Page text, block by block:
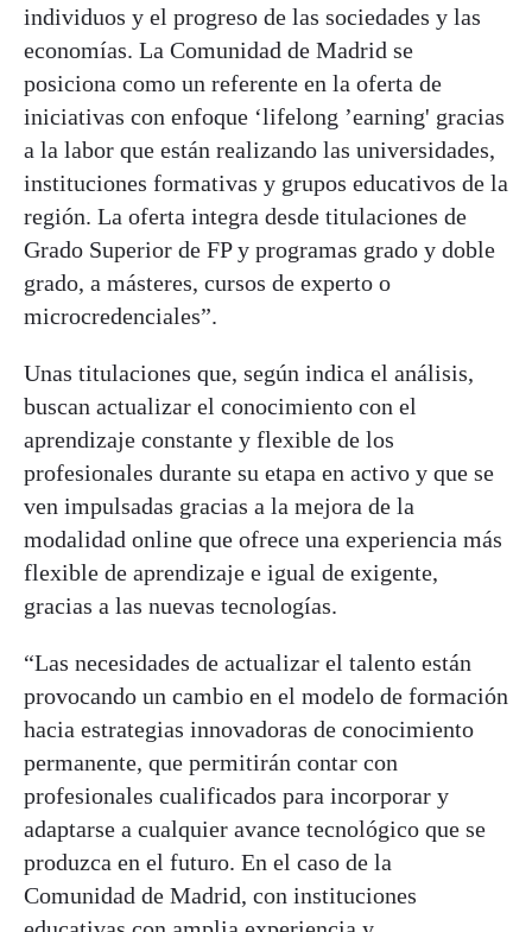
individuos y el progreso de las sociedades y las
economías. La Comunidad de Madrid se
posiciona como un referente en la oferta de
iniciativas con enfoque ‘lifelong ’earning' gracias
a la labor que están realizando las universidades,
instituciones formativas y grupos educativos de la
región. La oferta integra desde titulaciones de
Grado Superior de FP y programas grado y doble
grado, a másteres, cursos de experto o
microcredenciales”.
Unas titulaciones que, según indica el análisis,
buscan actualizar el conocimiento con el
aprendizaje constante y flexible de los
profesionales durante su etapa en activo y que se
ven impulsadas gracias a la mejora de la
modalidad online que ofrece una experiencia más
flexible de aprendizaje e igual de exigente,
gracias a las nuevas tecnologías.
“Las necesidades de actualizar el talento están
provocando un cambio en el modelo de formación
hacia estrategias innovadoras de conocimiento
permanente, que permitirán contar con
profesionales cualificados para incorporar y
adaptarse a cualquier avance tecnológico que se
produzca en el futuro. En el caso de la
Comunidad de Madrid, con instituciones